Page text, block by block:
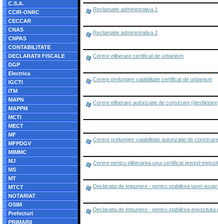
C.S.A.
CCIR-ONRC
CECCAR
CNAS
CNPAS
CONTABILITATE
DECLARATII FISCALE
DGP
Electrica
IGCTI
ITM
MAPN
MAPPM
MCTI
MECT
MF
MFPDGV
MIMMC
MJ
MS
MT
MTCT
NOTARIAT
OSIM
Prefecturi
PRIMARII
Reclamatie administrativa 1
Reclamatie administrativa 2
Cerere eliberare certificat de urbanism
Cerere prelungire valabilitate certificat de urbanism
Cerere eliberare autorizatie de construire
Cerere prelungire valabilitate autorizatie de
Cerere pentru eliberarea unui certificat privind
Declaratia de impunere - pentru stabilirea taxei
Declaratia de impunere - pentru stabilirea